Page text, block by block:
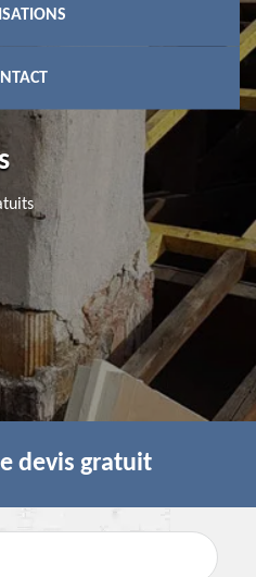
devis gratuit